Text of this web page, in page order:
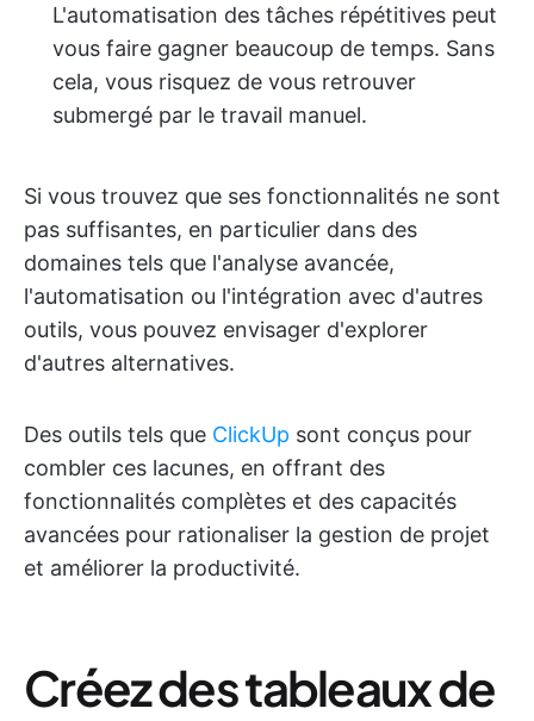
L'automatisation des tâches répétitives peut
vous faire gagner beaucoup de temps. Sans
cela, vous risquez de vous retrouver
submergé par le travail manuel.
Si vous trouvez que ses fonctionnalités ne sont
pas suffisantes, en particulier dans des
domaines tels que l'analyse avancée,
l'automatisation ou l'intégration avec d'autres
outils, vous pouvez envisager d'explorer
d'autres alternatives.
Des outils tels que ClickUp sont conçus pour
combler ces lacunes, en offrant des
fonctionnalités complètes et des capacités
avancées pour rationaliser la gestion de projet
et améliorer la productivité.
Créez des tableaux de